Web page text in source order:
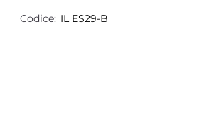
Codice: IL ES29-B